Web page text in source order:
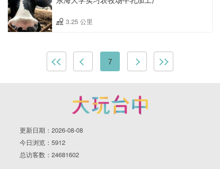
3.25 公里
7
更新日期：2026-08-08
今日浏览：5912
总访客数：24681602